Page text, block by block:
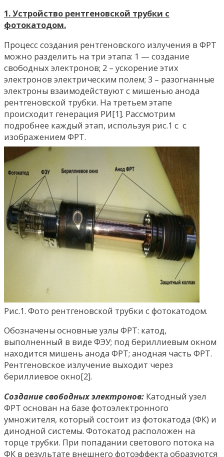
1. Устройство рентгеновской трубки с
фотокатодом.
Процесс создания рентгеновского излучения в ФРТ
можно разделить на три этапа: 1 — создание
свободных электронов; 2 – ускорение этих
электронов электрическим полем; 3 – разогнанные
электроны взаимодействуют с мишенью анода
рентгеновской трубки. На третьем этапе
происходит генерация РИ[1]. Рассмотрим
подробнее каждый этап, используя рис.1 с с
изображением ФРТ.
Рис.1. Фото рентгеновской трубки с фотокатодом.
Обозначены основные узлы ФРТ: катод,
выполненный в виде ФЭУ; под бериллиевым окном
находится мишень анода ФРТ; анодная часть ФРТ.
Рентгеновское излучение выходит через
бериллиевое окно[2].
Создание свободных электронов: Катодный узел
ФРТ основан на базе фотоэлектронного
умножителя, который состоит из фотокатода (ФК) и
динодной системы. Фотокатод расположен на
торце трубки. При попадании светового потока на
ФК в результате внешнего фотоэффекта образуются